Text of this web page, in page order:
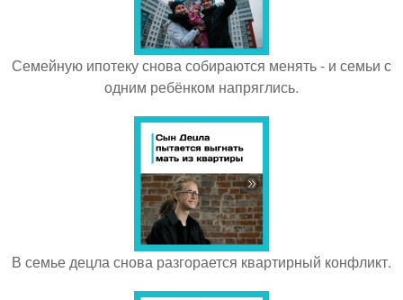
Семейную ипотеку снова собираются менять - и семьи с
одним ребёнком напряглись.
В семье децла снова разгорается квартирный конфликт.